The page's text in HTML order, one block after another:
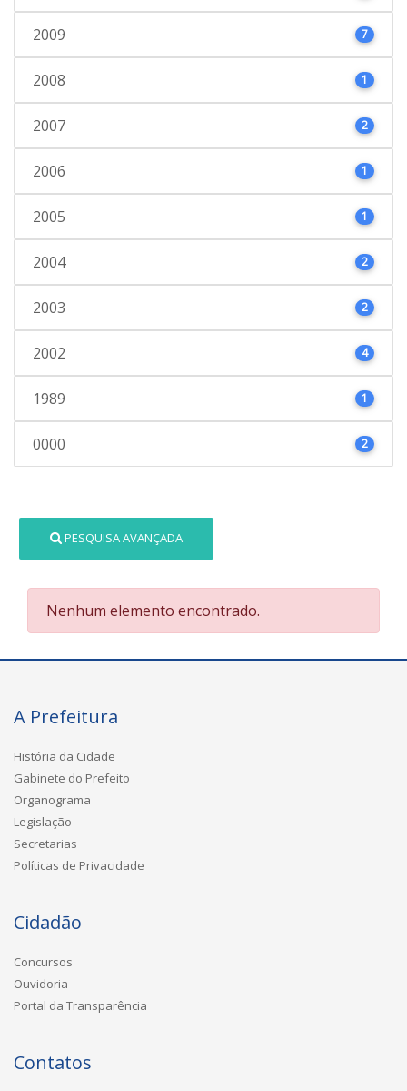
2009 7
2008 1
2007 2
2006 1
2005 1
2004 2
2003 2
2002 4
1989 1
0000 2
PESQUISA AVANÇADA
Nenhum elemento encontrado.
A Prefeitura
História da Cidade
Gabinete do Prefeito
Organograma
Legislação
Secretarias
Políticas de Privacidade
Cidadão
Concursos
Ouvidoria
Portal da Transparência
Contatos